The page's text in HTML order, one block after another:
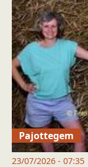
Pajottegem
23/07/2026 - 07:35